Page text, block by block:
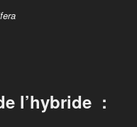
l’hybride :